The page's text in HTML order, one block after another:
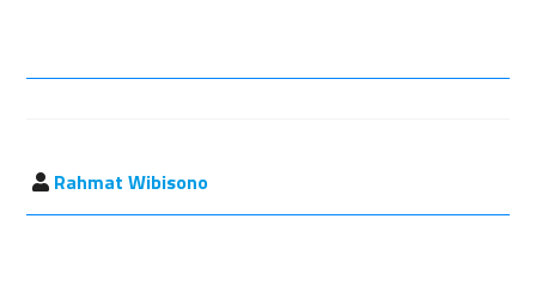
Rahmat Wibisono